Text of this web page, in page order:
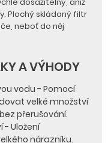
Plochý skládaný filtr
neboť do něj
A VÝHODY
vodu - Pomocí
velké množství
přerušování.
- Uložení
nárazníku.